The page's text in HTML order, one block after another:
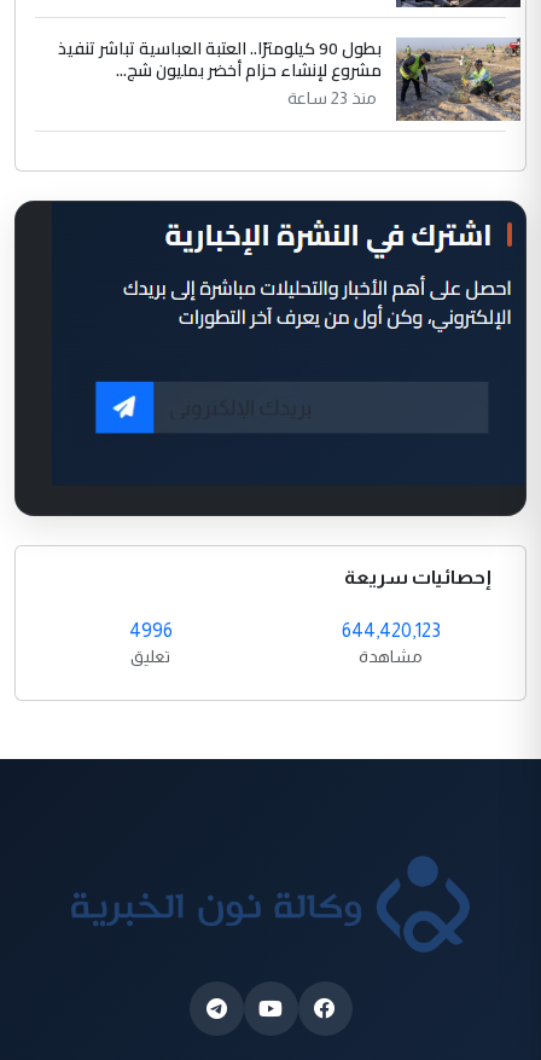
بطول 90 كيلومترًا.. العتبة العباسية تباشر تنفيذ
مشروع لإنشاء حزام أخضر بمليون شج...
منذ 23 ساعة
إحصائيات سريعة
644,420,123
مشاهدة
4996
تعليق